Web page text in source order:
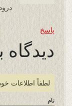
پاسخ
دیدگاه
لطفاً اطلاعات
نام